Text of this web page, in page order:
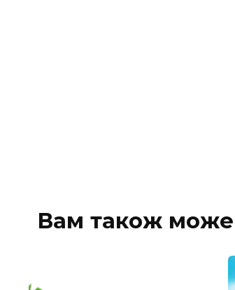
Вам також може